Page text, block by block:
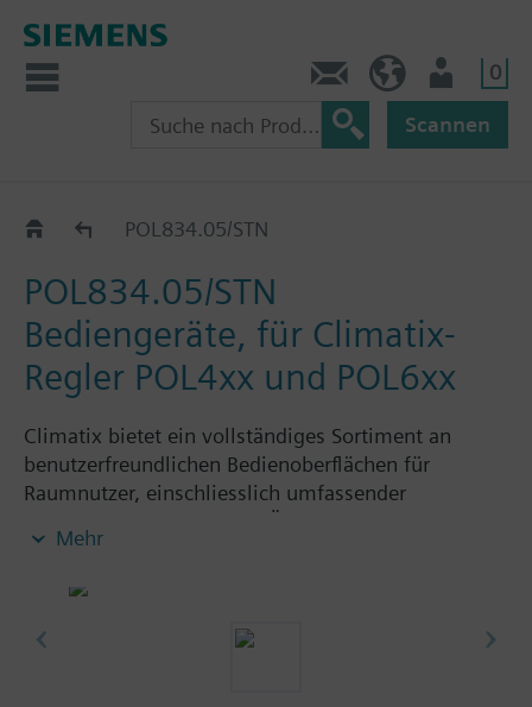
0
Scannen
KatalogPOL834.05/STN
POL834.05/STN
Bediengeräte, für Climatix-
Regler POL4xx und POL6xx
Climatix bietet ein vollständiges Sortiment an
benutzerfreundlichen Bedienoberflächen für
Raumnutzer, einschliesslich umfassender
Service von fortschrittlichen HLK-Systemen benötigt
über den 2-Draht-Bus gespeist, was Kosten- und
Mehr